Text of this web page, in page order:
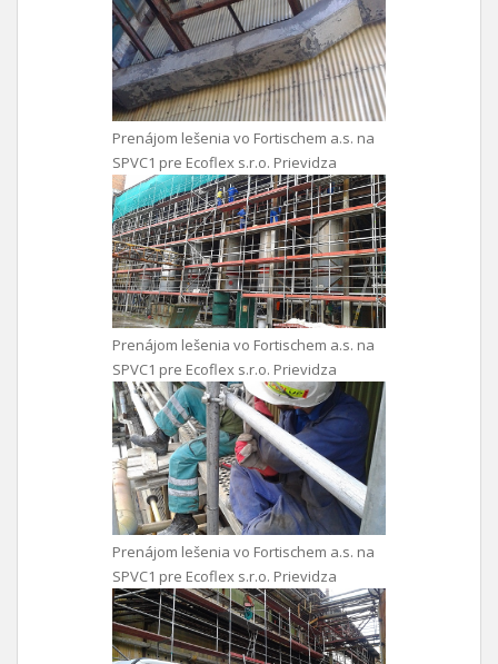
Prenájom lešenia vo Fortischem a.s. na
SPVC1 pre Ecoflex s.r.o. Prievidza
Prenájom lešenia vo Fortischem a.s. na
SPVC1 pre Ecoflex s.r.o. Prievidza
Prenájom lešenia vo Fortischem a.s. na
SPVC1 pre Ecoflex s.r.o. Prievidza